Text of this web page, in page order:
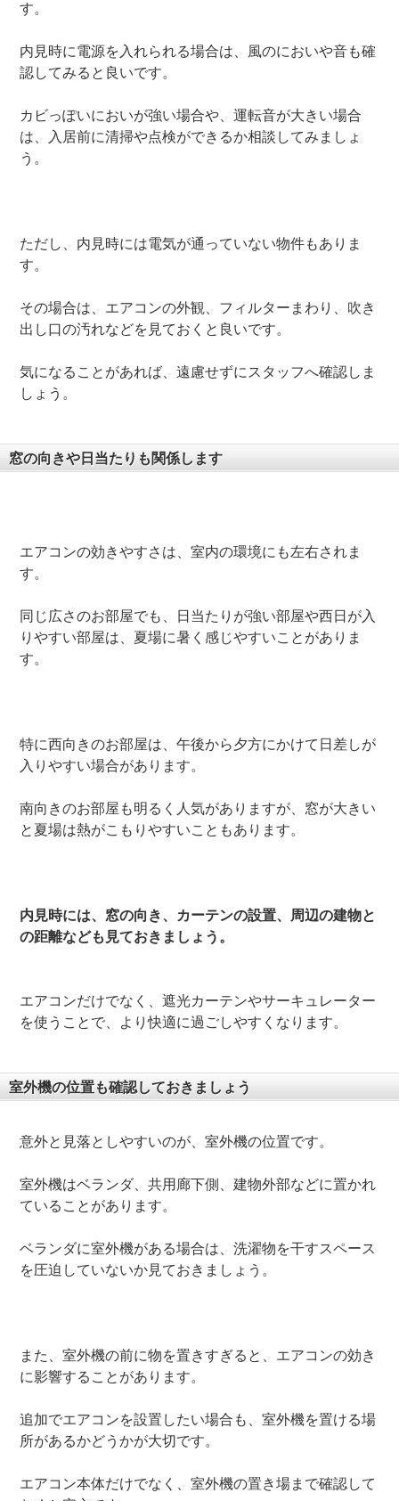
す。
内見時に電源を入れられる場合は、風のにおいや音も確
認してみると良いです。
カビっぽいにおいが強い場合や、運転音が大きい場合
は、入居前に清掃や点検ができるか相談してみましょ
う。
ただし、内見時には電気が通っていない物件もありま
す。
その場合は、エアコンの外観、フィルターまわり、吹き
出し口の汚れなどを見ておくと良いです。
気になることがあれば、遠慮せずにスタッフへ確認しま
しょう。
窓の向きや日当たりも関係します
エアコンの効きやすさは、室内の環境にも左右されま
す。
同じ広さのお部屋でも、日当たりが強い部屋や西日が入
りやすい部屋は、夏場に暑く感じやすいことがありま
す。
特に西向きのお部屋は、午後から夕方にかけて日差しが
入りやすい場合があります。
南向きのお部屋も明るく人気がありますが、窓が大きい
と夏場は熱がこもりやすいこともあります。
内見時には、窓の向き、カーテンの設置、周辺の建物と
の距離なども見ておきましょう。
エアコンだけでなく、遮光カーテンやサーキュレーター
を使うことで、より快適に過ごしやすくなります。
室外機の位置も確認しておきましょう
意外と見落としやすいのが、室外機の位置です。
室外機はベランダ、共用廊下側、建物外部などに置かれ
ていることがあります。
ベランダに室外機がある場合は、洗濯物を干すスペース
を圧迫していないか見ておきましょう。
また、室外機の前に物を置きすぎると、エアコンの効き
に影響することがあります。
追加でエアコンを設置したい場合も、室外機を置ける場
所があるかどうかが大切です。
エアコン本体だけでなく、室外機の置き場まで確認して